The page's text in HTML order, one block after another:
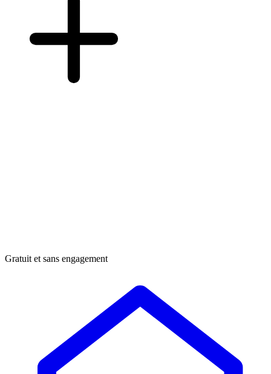
Gratuit et sans engagement